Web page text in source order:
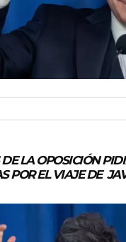
LA OPOSICIÓN
POR EL VIAJE DE